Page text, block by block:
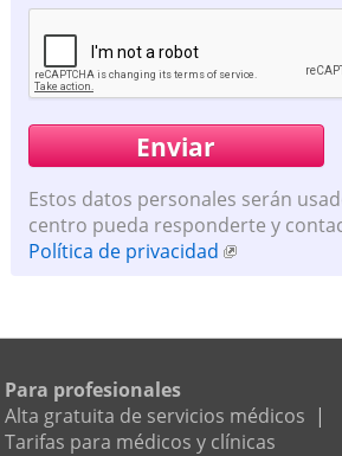
Estos datos personales serán
centro pueda responderte y
Política de privacidad
Para profesionales
Alta gratuita de servicios médicos |
Tarifas para médicos y clínicas